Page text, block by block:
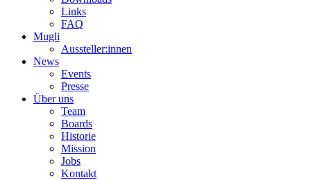
Links
FAQ
Mugli
Aussteller:innen
News
Events
Presse
Über uns
Team
Boards
Historie
Mission
Jobs
Kontakt